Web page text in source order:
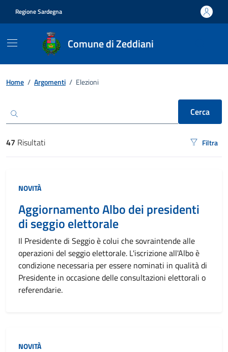
Regione Sardegna
Comune di Zeddiani
Ricerca
Home / Argomenti / Elezioni
Cerca
risultati di ricerca
47 Risultati Filtra
NOVITÀ
Aggiornamento Albo dei presidenti
di seggio elettorale
Il Presidente di Seggio è colui che sovraintende alle
operazioni del seggio elettorale. L'iscrizione all'Albo è
condizione necessaria per essere nominati in qualità di
Presidente in occasione delle consultazioni elettorali o
referendarie.
NOVITÀ